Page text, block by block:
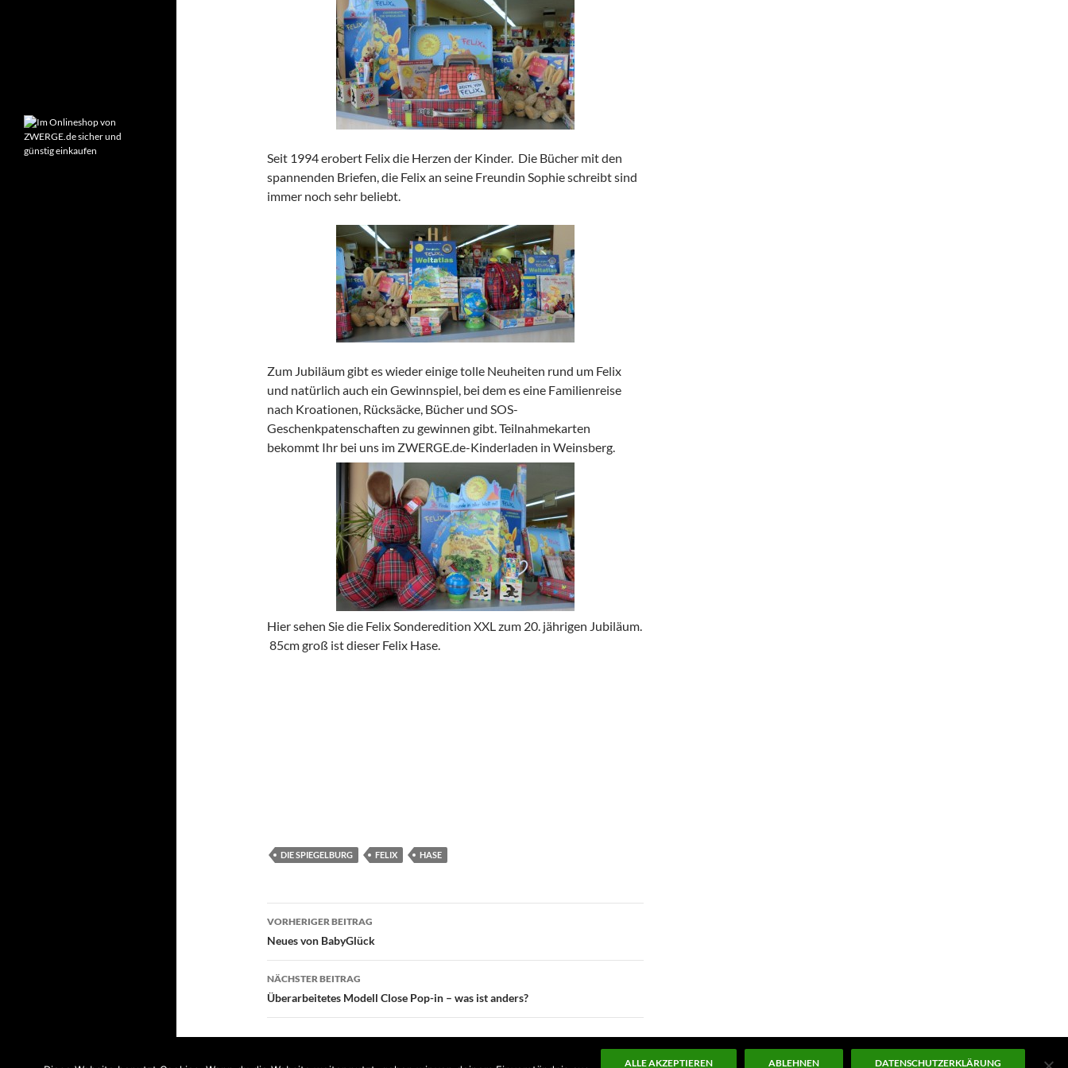
Seit 1994 erobert Felix die Herzen der Kinder. Die Bücher mit den
spannenden Briefen, die Felix an seine Freundin Sophie schreibt sind
immer noch sehr beliebt.
Zum Jubiläum gibt es wieder einige tolle Neuheiten rund um Felix
und natürlich auch ein Gewinnspiel, bei dem es eine Familienreise
nach Kroationen, Rücksäcke, Bücher und SOS-
Geschenkpatenschaften zu gewinnen gibt. Teilnahmekarten
bekommt Ihr bei uns im ZWERGE.de-Kinderladen in Weinsberg.
Hier sehen Sie die Felix Sonderedition XXL zum 20. jährigen Jubiläum.
85cm groß ist dieser Felix Hase.
DIE SPIEGELBURG FELIX HASE
Beitragsnavigation
VORHERIGER BEITRAG
Neues von BabyGlück
NÄCHSTER BEITRAG
Überarbeitetes Modell Close Pop-in – was ist anders?
ALLE AKZEPTIEREN ABLEHNEN DATENSCHUTZERKLÄRUNG